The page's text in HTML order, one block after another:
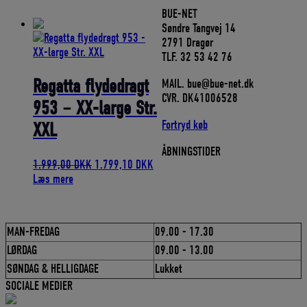
130,50 DKK.
Regatta flydedragt
953 – XX-large Str.
XXL
1.999,00DKK Den
1.999,00 DKK.
1.799,10 DKK
1.799,10 DKK.
Læs mere
BUE-NET
Søndre Tangvej 14
2791 Dragør
TLF. 32 53 42 76
MAIL. bue@bue-net.dk
CVR. DK41006528
Fortryd køb
ÅBNINGSTIDER
MAN-FREDAG
09.00 - 17.30
LØRDAG
09.00 - 13.00
SØNDAG & HELLIGDAGE
Lukket
SOCIALE MEDIER